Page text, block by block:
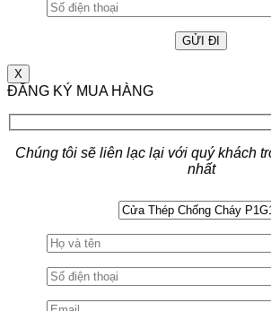
X
ĐĂNG KÝ MUA HÀNG
Chúng tôi sẽ liên lạc lại với quý khách
nhất